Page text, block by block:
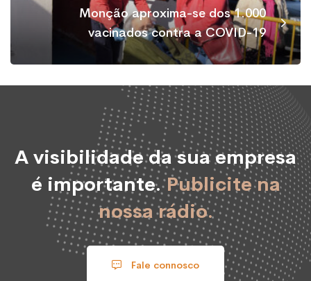
Monção aproxima-se dos 1.000
vacinados contra a COVID-19
A visibilidade da sua empresa
é importante.Publicite na
nossa rádio.
Fale connosco